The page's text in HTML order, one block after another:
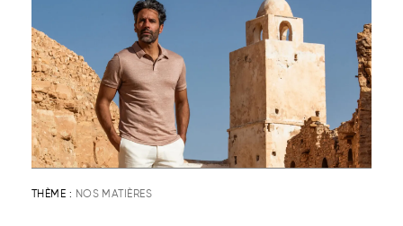
THÈME : NOS MATIÈRES